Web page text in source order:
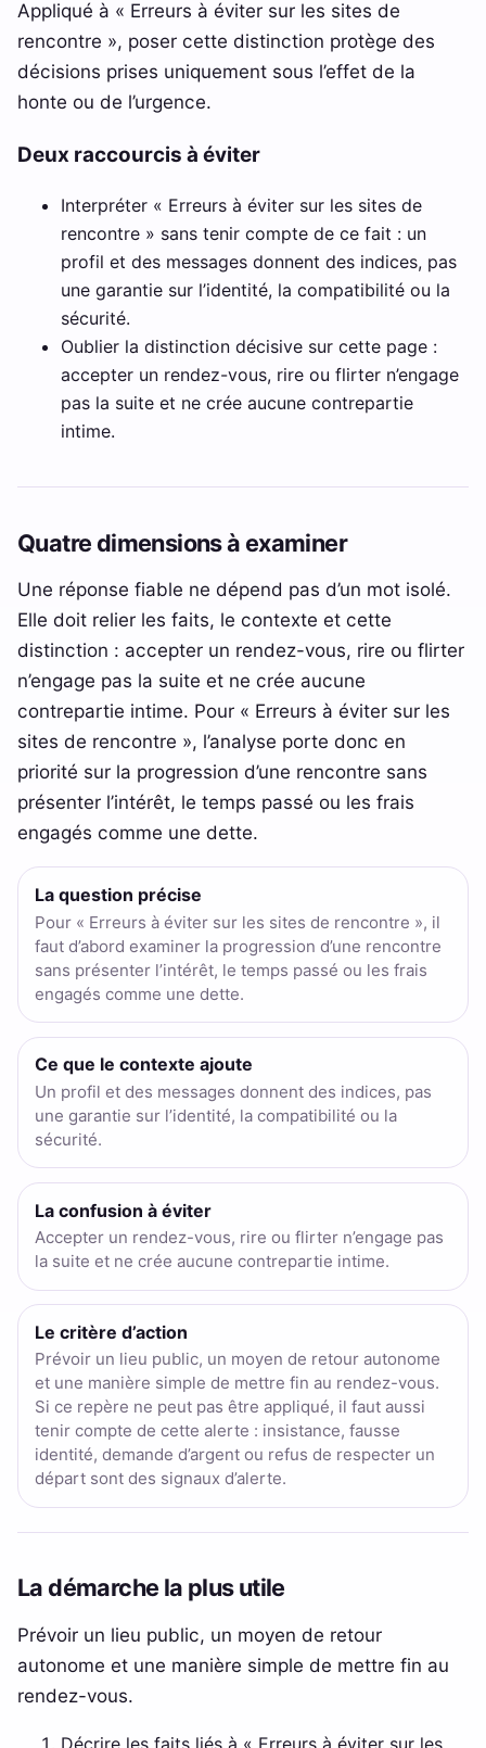
Appliqué à « Erreurs à éviter sur les sites de
rencontre », poser cette distinction protège des
décisions prises uniquement sous l’effet de la
honte ou de l’urgence.
Deux raccourcis à éviter
Interpréter « Erreurs à éviter sur les sites de
rencontre » sans tenir compte de ce fait : un
profil et des messages donnent des indices, pas
une garantie sur l’identité, la compatibilité ou la
sécurité.
Oublier la distinction décisive sur cette page :
accepter un rendez-vous, rire ou flirter n’engage
pas la suite et ne crée aucune contrepartie
intime.
Quatre dimensions à examiner
Une réponse fiable ne dépend pas d’un mot isolé.
Elle doit relier les faits, le contexte et cette
distinction : accepter un rendez-vous, rire ou flirter
n’engage pas la suite et ne crée aucune
contrepartie intime. Pour « Erreurs à éviter sur les
sites de rencontre », l’analyse porte donc en
priorité sur la progression d’une rencontre sans
présenter l’intérêt, le temps passé ou les frais
engagés comme une dette.
La question précise
Pour « Erreurs à éviter sur les sites de rencontre », il
faut d’abord examiner la progression d’une rencontre
sans présenter l’intérêt, le temps passé ou les frais
engagés comme une dette.
Ce que le contexte ajoute
Un profil et des messages donnent des indices, pas
une garantie sur l’identité, la compatibilité ou la
sécurité.
La confusion à éviter
Accepter un rendez-vous, rire ou flirter n’engage pas
la suite et ne crée aucune contrepartie intime.
Le critère d’action
Prévoir un lieu public, un moyen de retour autonome
et une manière simple de mettre fin au rendez-vous.
Si ce repère ne peut pas être appliqué, il faut aussi
tenir compte de cette alerte : insistance, fausse
identité, demande d’argent ou refus de respecter un
départ sont des signaux d’alerte.
La démarche la plus utile
Prévoir un lieu public, un moyen de retour
autonome et une manière simple de mettre fin au
rendez-vous.